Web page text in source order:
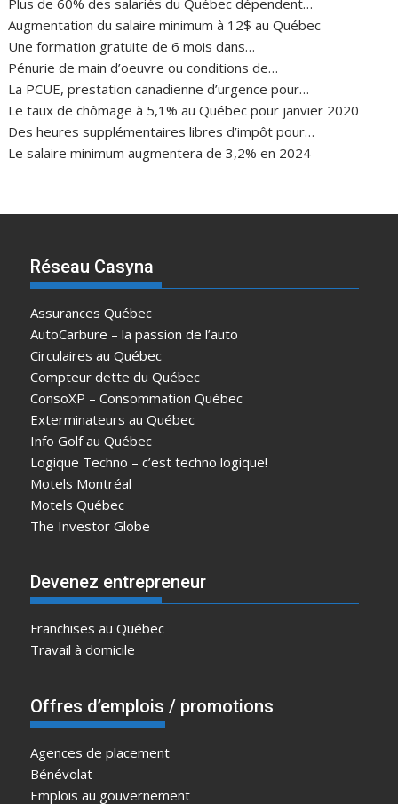
Plus de 60% des salariés du Québec dépendent…
Augmentation du salaire minimum à 12$ au Québec
Une formation gratuite de 6 mois dans…
Pénurie de main d’oeuvre ou conditions de…
La PCUE, prestation canadienne d’urgence pour…
Le taux de chômage à 5,1% au Québec pour janvier 2020
Des heures supplémentaires libres d’impôt pour…
Le salaire minimum augmentera de 3,2% en 2024
Réseau Casyna
Assurances Québec
AutoCarbure – la passion de l’auto
Circulaires au Québec
Compteur dette du Québec
ConsoXP – Consommation Québec
Exterminateurs au Québec
Info Golf au Québec
Logique Techno – c’est techno logique!
Motels Montréal
Motels Québec
The Investor Globe
Devenez entrepreneur
Franchises au Québec
Travail à domicile
Offres d’emplois / promotions
Agences de placement
Bénévolat
Emplois au gouvernement